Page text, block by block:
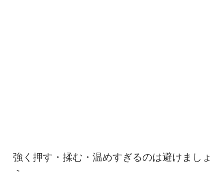
と、かえって内出血や腫れが広がる可能性があります。